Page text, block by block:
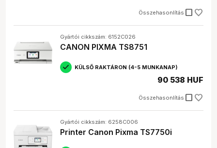
Összehasonlítás check_box_outline_blank
Gyártói cikkszám: 6152C026
CANON PIXMA TS8751
KÜLSŐ RAKTÁRON (4-5 MUNKANAP)
Összehasonlítás check_box_outline_blank
90 538 HUF
Gyártói cikkszám: 6258C006
Printer Canon Pixma TS7750i